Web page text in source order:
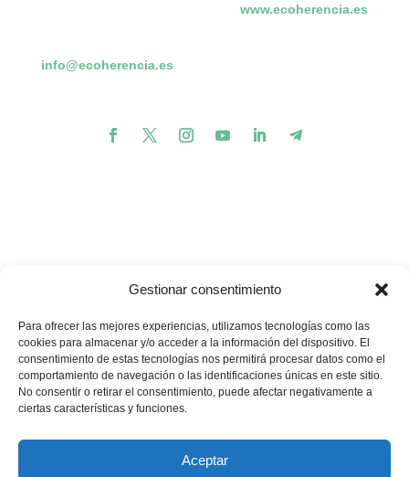
Gestionar consentimiento
Para ofrecer las mejores experiencias, utilizamos tecnologías como las
cookies para almacenar y/o acceder a la información del dispositivo. El
consentimiento de estas tecnologías nos permitirá procesar datos como el
comportamiento de navegación o las identificaciones únicas en este sitio.
No consentir o retirar el consentimiento, puede afectar negativamente a
ciertas características y funciones.
Aceptar
www.ecoherencia.es
info@ecoherencia.es
💪🏽¿Te gustaría apoyar nuestros proyectos?
¡Buenas
noticias! Ahora puedes hacerlo en un solo minuto…